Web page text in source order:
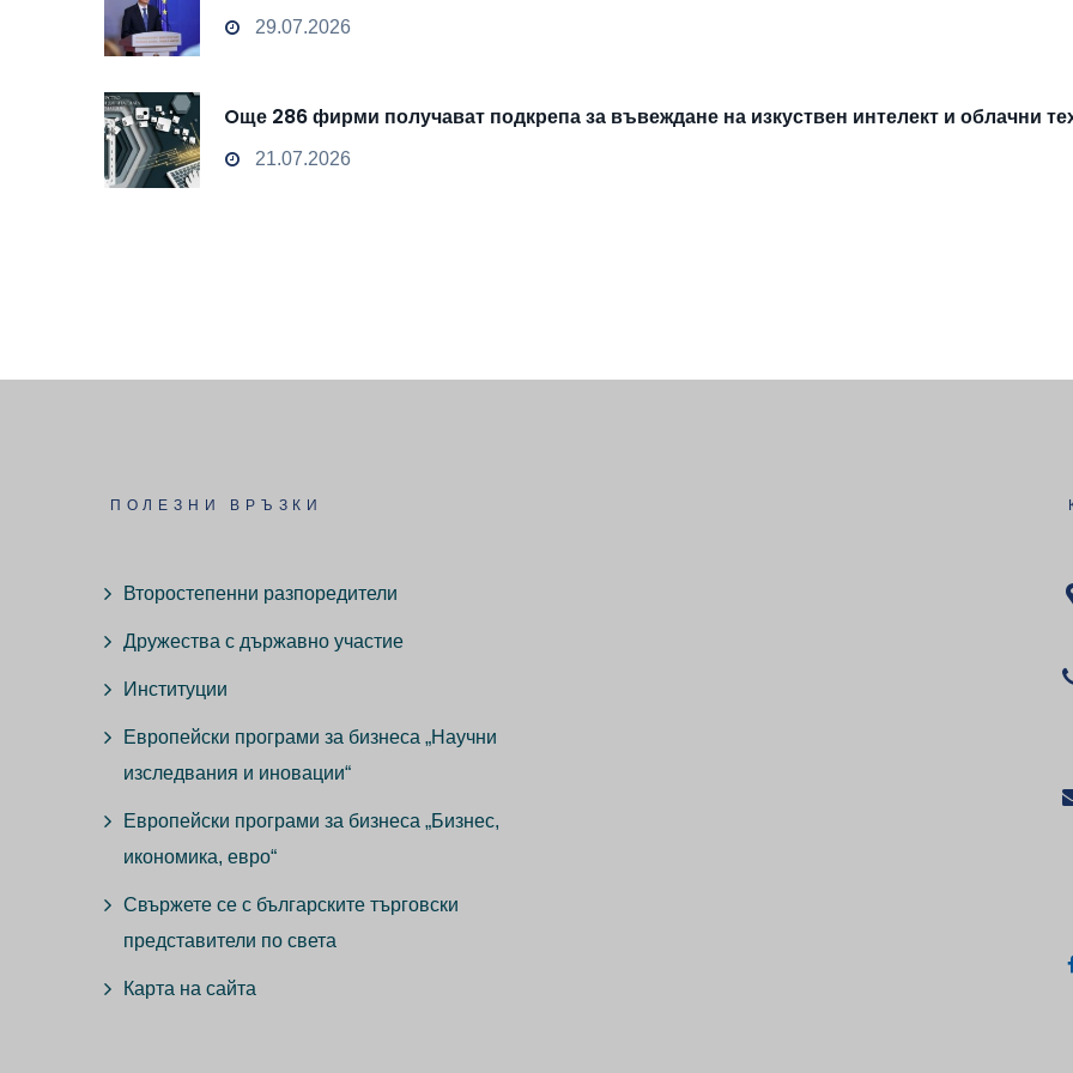
29.07.2026
Oще 286 фирми получават подкрепа за въвеждане на изкуствен интелект и облачни
21.07.2026
ПОЛЕЗНИ ВРЪЗКИ
Второстепенни разпоредители
Дружества с държавно участие
Институции
Европейски програми за бизнеса „Научни
изследвания и иновации“
Европейски програми за бизнеса „Бизнес,
икономика, евро“
Свържете се с българските търговски
представители по света
Карта на сайта